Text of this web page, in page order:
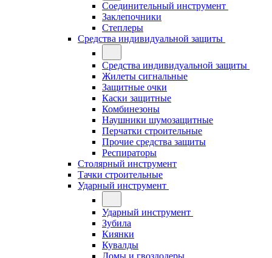
Соединительный инструмент
Заклепочники
Степлеры
Средства индивидуальной защиты
Средства индивидуальной защиты
Жилеты сигнальные
Защитные очки
Каски защитные
Комбинезоны
Наушники шумозащитные
Перчатки строительные
Прочие средства защиты
Респираторы
Столярный инструмент
Тачки строительные
Ударный инструмент
Ударный инструмент
Зубила
Киянки
Кувалды
Ломы и гвоздодеры